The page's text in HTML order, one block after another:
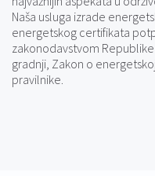
Naša usluga izrade
energetskog certifikata
zakonodavstvom
gradnji, Zakon o
pravilnike.